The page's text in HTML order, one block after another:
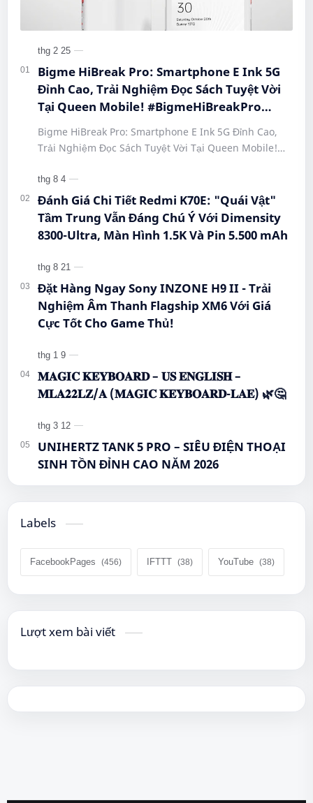
Bigme HiBreak Pro: Smartphone E Ink 5G
Đỉnh Cao, Trải Nghiệm Đọc Sách Tuyệt Vời
Tại Queen Mobile! #BigmeHiBreakPro
#SmartphoneEInk #QueenMobile
#HiBreakPro5G #DienThoaiDocSach
#CongNgheMoi #MuaSamThongMinh
#EInkPhone #5GSmartphone
Bigme HiBreak Pro: Smartphone E Ink 5G Đỉnh Cao,
Trải Nghiệm Đọc Sách Tuyệt Vời Tại Queen Mobile!
#Hi…
Đánh Giá Chi Tiết Redmi K70E: "Quái Vật"
Tầm Trung Vẫn Đáng Chú Ý Với Dimensity
8300-Ultra, Màn Hình 1.5K Và Pin 5.500 mAh
Đặt Hàng Ngay Sony INZONE H9 II - Trải
Nghiệm Âm Thanh Flagship XM6 Với Giá
Cực Tốt Cho Game Thủ!
𝐌𝐀𝐆𝐈𝐂 𝐊𝐄𝐘𝐁𝐎𝐀𝐑𝐃 – 𝐔𝐒 𝐄𝐍𝐆𝐋𝐈𝐒𝐇 –
𝐌𝐋𝐀𝟐𝟐𝐋𝐙/𝐀 (𝐌𝐀𝐆𝐈𝐂 𝐊𝐄𝐘𝐁𝐎𝐀𝐑𝐃-𝐋𝐀𝐄) 🌿🤔
UNIHERTZ TANK 5 PRO – SIÊU ĐIỆN THOẠI
SINH TỒN ĐỈNH CAO NĂM 2026
Labels
FacebookPages IFTTT YouTube
Lượt xem bài viết